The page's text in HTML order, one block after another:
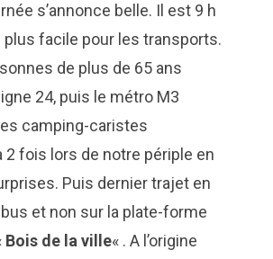
s’annonce belle. Il est 9 h
plus facile pour les transports.
de plus de 65 ans
24, puis le métro M3
camping-caristes
fois lors de notre périple en
Puis dernier trajet en
et non sur la plate-forme
Bois de la ville« . A l’origine